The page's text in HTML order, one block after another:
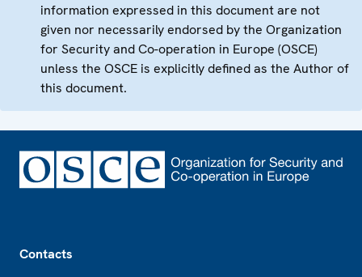
information expressed in this document are not
given nor necessarily endorsed by the Organization
for Security and Co-operation in Europe (OSCE)
unless the OSCE is explicitly defined as the Author of
this document.
Contacts